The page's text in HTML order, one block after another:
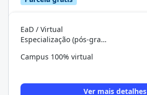
EaD / Virtual
Especialização (pós-graduação)
Campus 100% virtual
Ver mais detalhes